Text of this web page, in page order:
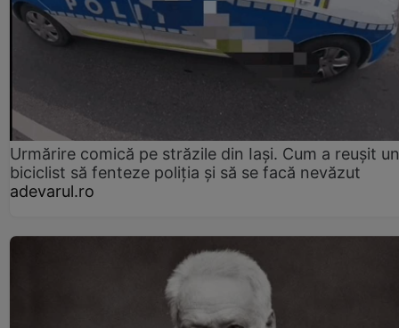
Urmărire comică pe străzile din Iași. Cum a reușit un
biciclist să fenteze poliția și să se facă nevăzut
adevarul.ro